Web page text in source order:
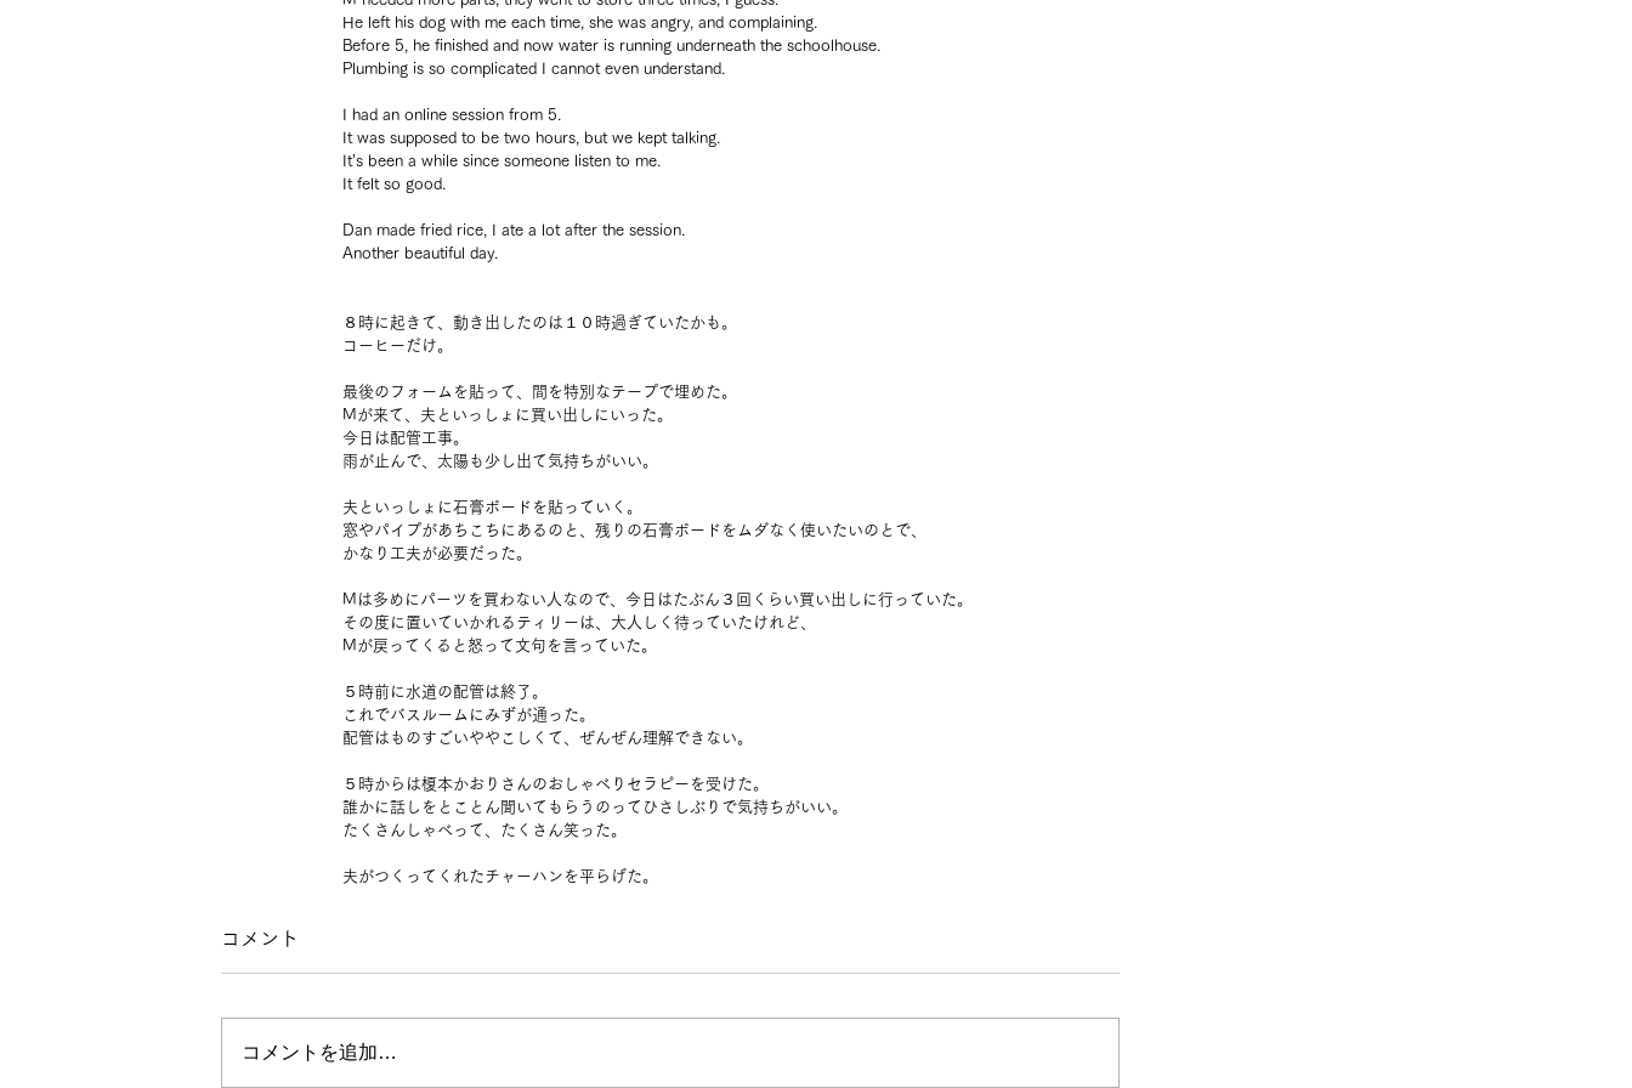
He left his dog with me each time, she was angry, and complaining.
Before 5, he finished and now water is running underneath the schoolhouse.
Plumbing is so complicated I cannot even understand.
I had an online session from 5.
It was supposed to be two hours, but we kept talking.
It’s been a while since someone listen to me.
It felt so good.
Dan made fried rice, I ate a lot after the session.
Another beautiful day.
８時に起きて、動き出したのは１０時過ぎていたかも。
コーヒーだけ。
最後のフォームを貼って、間を特別なテープで埋めた。
Mが来て、夫といっしょに買い出しにいった。
今日は配管工事。
雨が止んで、太陽も少し出て気持ちがいい。
夫といっしょに石膏ボードを貼っていく。
窓やパイプがあちこちにあるのと、残りの石膏ボードをムダなく使いたいのとで、
かなり工夫が必要だった。
Mは多めにパーツを買わない人なので、今日はたぶん３回くらい買い出しに行っていた。
その度に置いていかれるティリーは、大人しく待っていたけれど、
Mが戻ってくると怒って文句を言っていた。
５時前に水道の配管は終了。
これでバスルームにみずが通った。
配管はものすごいややこしくて、ぜんぜん理解できない。
５時からは榎本かおりさんのおしゃべりセラピーを受けた。
誰かに話しをとことん聞いてもらうのってひさしぶりで気持ちがいい。
たくさんしゃべって、たくさん笑った。
夫がつくってくれたチャーハンを平らげた。
コメント
コメントを追加…